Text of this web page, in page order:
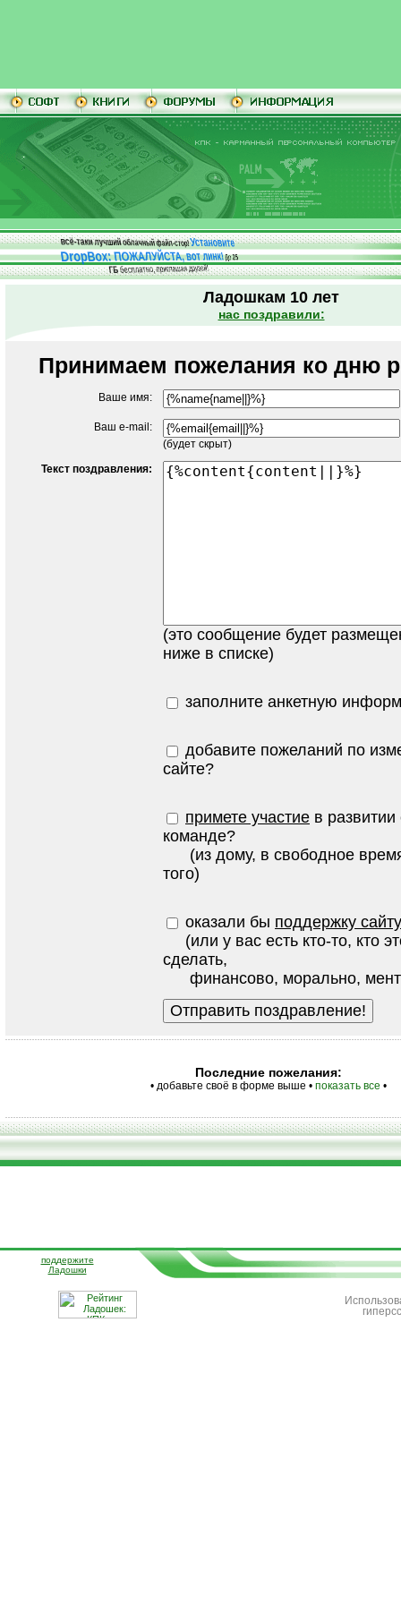
всё-таки лучший облачный файл-стор!Установите
DropBox: ПОЖАЛУЙСТА, вот линк!До25
ГБбесплатно, приглашая друзей!
Ладошкам 10 лет
нас поздравили:
Принимаем пожелания ко дню
Ваше имя:
Ваш e-mail:
(будет скрыт)
Текст поздравления:
(это сообщение будет
ниже в списке)
заполните анкетную
добавите пожеланий по
сайте?
примете участие в развитии
команде?
(из дому, в свободное
того)
оказали бы поддержку сайту
(или у вас есть кто-то, кто
сделать,
финансово, морально,
Последние пожелания:
• добавьте своё в форме выше • показать все •
поддержите
Ладошки